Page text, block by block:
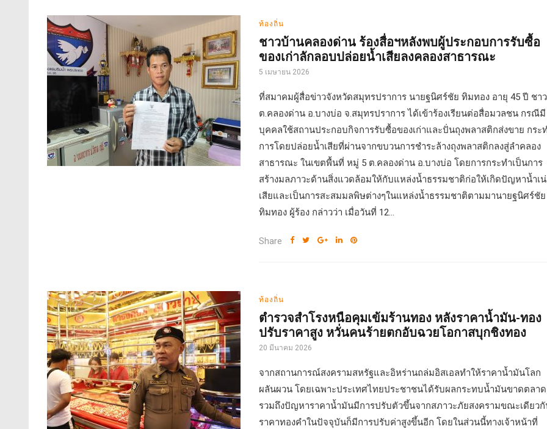
ท้องถิ่น
ชาวบ้านคลองด่าน ร้องสื่อฯหลังพบผู้ประกอบการรับซื้อ
ของเก่าลักลอบปล่อยน้ำเสียลงคลองสาธารณะ
5 เมษายน 2026
ที่สมาคมผู้สื่อข่าวจังหวัดสมุทรปราการ นายฐนิศร์ชัย ทิมทอง อายุ 45 ปี ชาว
ต.คลองด่าน อ.บางบ่อ จ.สมุทรปราการ ได้เข้าร้องเรียนต่อสื่อมวลชน กรณีมี
บุคคลใช้สถานประกอบกิจการรับซื้อของเก่าและปั่นถุงพลาสติกส่งขาย กระ
การโดยปล่อยน้ำเสียที่ผ่านจากขบวนการชำระล้างถุงพลาสติกลงสู่ลำคลอง
สาธารณะ ในเขตพื้นที่ หมู่ 5 ต.คลองด่าน อ.บางบ่อ โดยการกระทำเป็นการ
สร้างมลภาวะด้านสิ่งแวดล้อมให้กับแหล่งน้ำธรรมชาติก่อให้เกิดปัญหาน้ำเ
เสียและเป็นการสะสมมลพิษต่างๆในแหล่งน้ำธรรมชาติตามมานายฐนิศร์ชัย
ทิมทอง ผู้ร้อง กล่าวว่า เมื่อวันที่ 12...
Share
ท้องถิ่น
ตำรวจสำโรงหนือคุมเข้มร้านทอง หลังราคาน้ำมัน-ทอง
ปรับราคาสูง หวั่นคนร้ายตกอับฉวยโอกาสบุกชิงทอง
20 มีนาคม 2026
จากสถานการณ์สงครามสหรัฐและอิหร่านถล่มอิสเอลทำให้ราคาน้ำมันโลก
ผลันผวน โดยเฉพาะประเทศไทยประชาชนได้รับผลกระทบน้ำมันขาดตลาด
รวมถึงปัญหาราคาน้ำมันมีการปรับตัวขึ้นจากสภาวะภัยสงครามขณะเดียว
ราคาทองคำในปัจจุบันก็มีการปรับค่าสูงขึ้นอีก โดยในส่วนนี้ทางเจ้าหน้าที่